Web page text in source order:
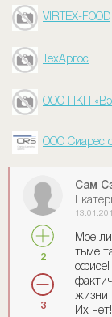
VIRTEX-FOOD
ТехАргос
ООО ПКП
ООО Сиарес
2
3
Сам
Мое
тьме
офисе!
жизни
Их